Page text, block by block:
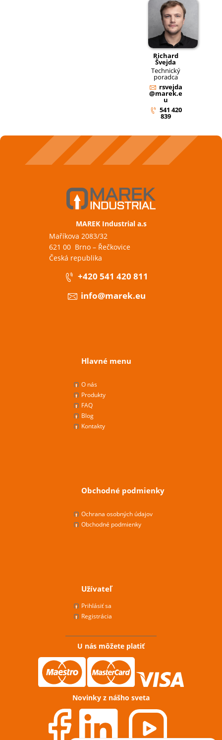
Richard
Švejda
Technický
poradca
rsvejda
@marek.e
u
541 420
839
MAREK Industrial a.s
Maříkova 2083/32
621 00 Brno – Řečkovice
Česká republika
+420 541 420 811
info@marek.eu
Hlavné menu
O nás
Produkty
FAQ
Blog
Kontakty
Obchodné podmienky
Ochrana osobných údajov
Obchodné podmienky
Užívateľ
Prihlásiť sa
Registrácia
U nás môžete platiť
Novinky z nášho sveta